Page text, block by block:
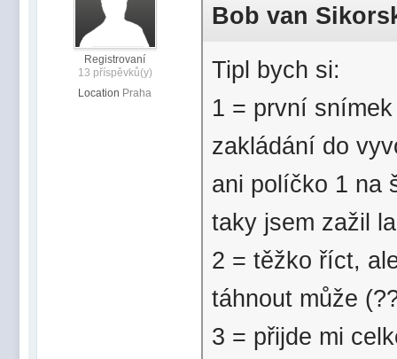
Registrovaní
13 příspěvků(y)
Location Praha
Bob van
Tipl bych si:
1 = první
zakládání do
ani políčko 1 na
taky jsem zažil
2 = těžko říct,
táhnout může
3 = přijde mi